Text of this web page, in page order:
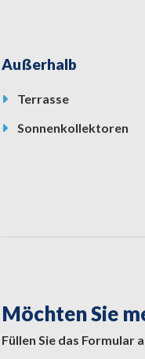
Außerhalb
Terrasse
Sonnenkollektoren
Möchten Sie
Füllen Sie das Formular